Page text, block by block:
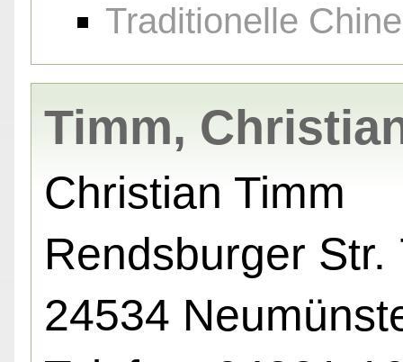
Traditionelle
Timm,
Christian Timm
Rendsburger Str.
24534